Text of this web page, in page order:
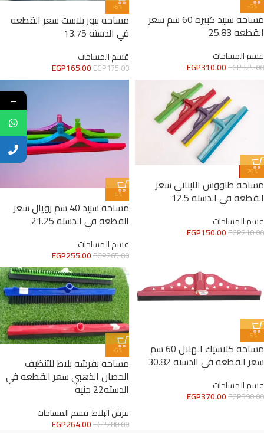
-5%
مساحه سبيد كبيره 60 سم سعر
القطعه 25.83
قسم المساحات
EGP325.00
EGP310.00
-6%
مساحه بيور بلاست سعر القطعه
في الدسته 13.75
قسم المساحات
EGP175.00
EGP165.00
-29%
مساحه طاووس اللبناني سعر
القطعه في الدسته 12.5
قسم المساحات
EGP210.00
EGP150.00
-4%
مساحه سبيد 40 سم رويال سعر
القطعه في الدسته 21.25
قسم المساحات
EGP265.00
EGP255.00
-5%
مساحه كلاسيك الهلال 60 سم
سعر القطعه في الدسته 30.82
قسم المساحات
EGP390.00
EGP370.00
-6%
مساحه بفرشه بلاط للتنظيف
الحصان الذهبي سعر القطعه في
الدسته22 جنيه
فرش البلاط,قسم المساحات
EGP280.00
EGP264.00
←